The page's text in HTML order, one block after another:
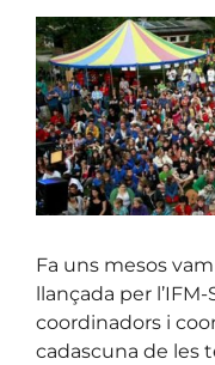
View
Larger
Image
Fa uns mesos
llançada per
coordinadors i
cadascuna de les